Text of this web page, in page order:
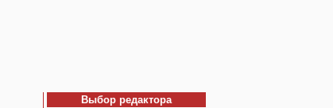
Выбор редактора